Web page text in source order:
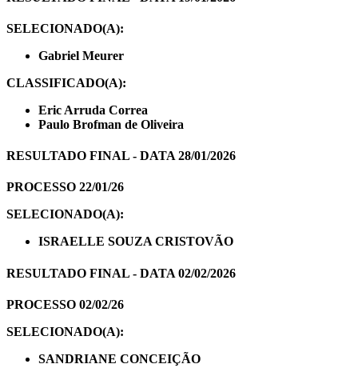
SELECIONADO(A):
Gabriel Meurer
CLASSIFICADO(A):
Eric Arruda Correa
Paulo Brofman de Oliveira
RESULTADO FINAL - DATA 28/01/2026
PROCESSO 22/01/26
SELECIONADO(A):
ISRAELLE SOUZA CRISTOVÃO
RESULTADO FINAL - DATA 02/02/2026
PROCESSO 02/02/26
SELECIONADO(A):
SANDRIANE CONCEIÇÃO